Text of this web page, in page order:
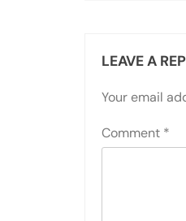
LEAVE A
Your email
Comment *